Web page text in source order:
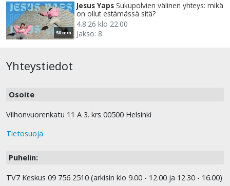
50 min
Jesus Yaps Sukupolvien välinen yhteys: mikä
on ollut estämässä sitä?
4.8.26 klo 22.00
Jakso: 8
Yhteystiedot
Osoite
Vilhonvuorenkatu 11 A 3. krs 00500 Helsinki
Tietosuoja
Puhelin:
TV7 Keskus 09 756 2510 (arkisin klo 9.00 - 12.00 ja 12.30 - 16.00)